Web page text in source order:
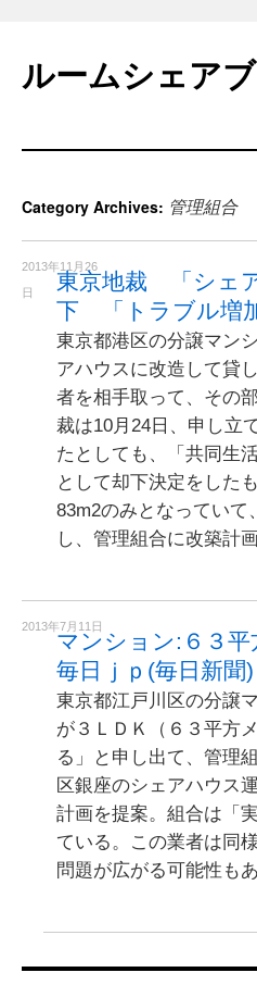
content
ルームシェア
Category Archives: 管理組合
2013年11月26
日
東京地裁 「シェ
下 「トラブル増
東京都港区の分譲マン
アハウスに改造して貸
者を相手取って、その
裁は10月24日、申し立
たとしても、「共同生
として却下決定をした
83m2のみとなってい
し、管理組合に改築計
2013年7月11日
マンション:６３
毎日ｊｐ(毎日新聞)
東京都江戸川区の分譲
が３ＬＤＫ（６３平方
る」と申し出て、管理
区銀座のシェアハウス
計画を提案。組合は「
ている。この業者は同
問題が広がる可能性もあ